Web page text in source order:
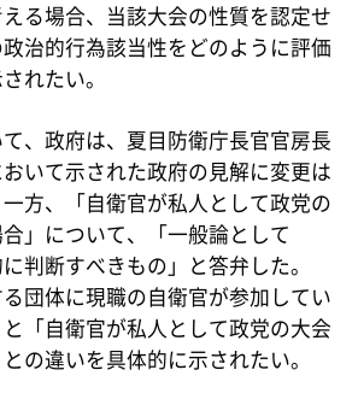
る場合、当該大会の性質を認定せ
治的行為該当性をどのように評価
れたい。
、政府は、夏目防衛庁長官官房長
おいて示された政府の見解に変更は
方、「自衛官が私人として政党の
」について、「一般論として
判断すべきもの」と答弁した。
る団体に現職の自衛官が参加してい
「自衛官が私人として政党の大会
の違いを具体的に示されたい。